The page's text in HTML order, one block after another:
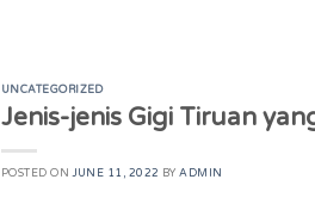
UNCATEGORIZED
Jenis-jenis Gigi Tiruan
POSTED ONJUNE 11, 2022 BYADMIN